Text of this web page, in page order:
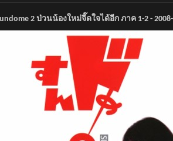
2 ป่วนน้องใหม่จี๊ดใจได้อีก ภาค 1-2 -